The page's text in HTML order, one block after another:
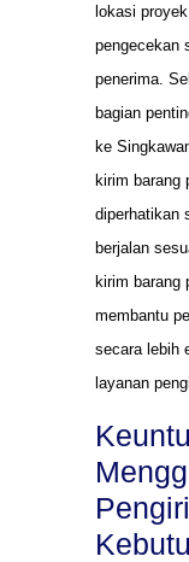
lokasi
pengecekan
penerima.
bagian
ke
kirim barang
diperhatikan
berjalan
kirim barang
membantu
secara lebih
layanan